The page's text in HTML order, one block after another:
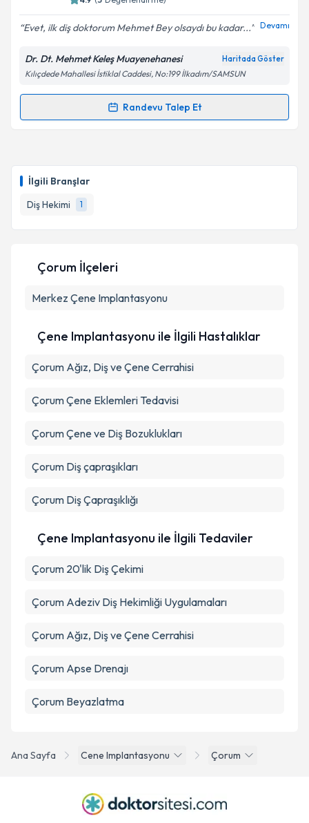
İlgili Branşlar
Diş Hekimi
1
Kişisel verilerimin işlenmesine ilişkinAydınlatma
Metni'ni okudum ve kişisel verilerimin belirtilen
kapsamda işlenmesini kabul ediyorum.
Evet, ilk diş doktorum Mehmet Bey olsaydı bu kadar... Devamı
Dr. Dt. Mehmet Keleş Muayenehanesi Haritada Göster
Kılıçdede Mahallesi İstiklal Caddesi, No:199 İlkadım/SAMSUN
Randevu Talep Et
Randevu Takvimi Talebi
takvim hazırlandığında e-posta ile bilgilendireceğiz.
E-posta Adresiniz
Metni'ni okudum ve kişisel verilerimin belirtilen
Ana Sayfa Cene Implantasyonu Çorum
Çorum İlçeleri
Merkez Çene Implantasyonu
Çene Implantasyonu ile İlgili Hastalıklar
Çorum Ağız, Diş ve Çene Cerrahisi
Çorum Çene Eklemleri Tedavisi
Çorum Çene ve Diş Bozuklukları
Çorum Diş çapraşıkları
Çorum Diş Çapraşıklığı
Çene Implantasyonu ile İlgili Tedaviler
Çorum 20'lik Diş Çekimi
Çorum Adeziv Diş Hekimliği Uygulamaları
Çorum Ağız, Diş ve Çene Cerrahisi
Çorum Apse Drenajı
Çorum Beyazlatma